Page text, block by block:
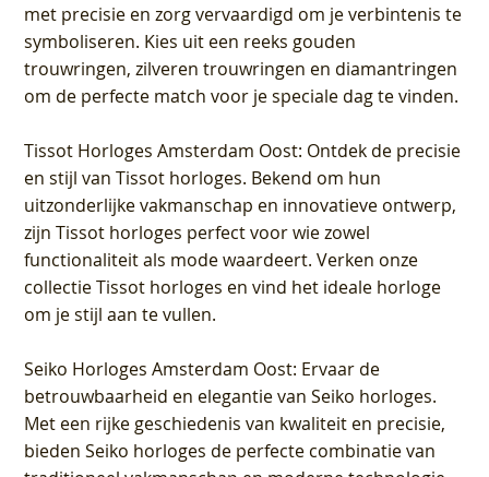
met precisie en zorg vervaardigd om je verbintenis te
symboliseren. Kies uit een reeks gouden
trouwringen, zilveren trouwringen en diamantringen
om de perfecte match voor je speciale dag te vinden.
Tissot Horloges Amsterdam Oost: Ontdek de precisie
en stijl van Tissot horloges. Bekend om hun
uitzonderlijke vakmanschap en innovatieve ontwerp,
zijn Tissot horloges perfect voor wie zowel
functionaliteit als mode waardeert. Verken onze
collectie Tissot horloges en vind het ideale horloge
om je stijl aan te vullen.
Seiko Horloges Amsterdam Oost: Ervaar de
betrouwbaarheid en elegantie van Seiko horloges.
Met een rijke geschiedenis van kwaliteit en precisie,
bieden Seiko horloges de perfecte combinatie van